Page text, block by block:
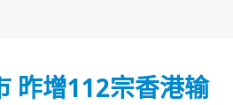
昨增112宗香港输